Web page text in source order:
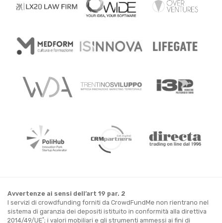
Avvertenze ai sensi dell’art 19 par. 2
I servizi di crowdfunding forniti da CrowdFundMe non rientrano nel
sistema di garanzia dei depositi istituito in conformità alla direttiva
2014/49/UE*; i valori mobiliari e gli strumenti ammessi ai fini di